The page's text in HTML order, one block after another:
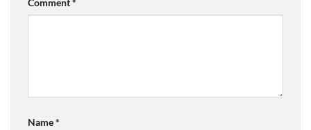
Comment*
Name*